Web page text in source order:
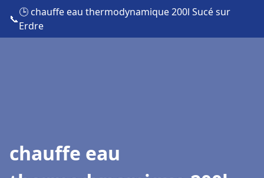
📞
🕒 chauffe eau thermodynamique 200l Sucé sur
Erdre
chauffe eau